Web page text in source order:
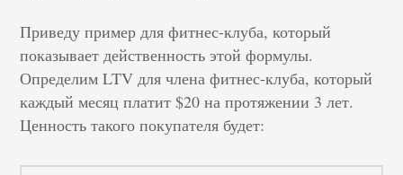
Приведу пример для фитнес-клуба, который
показывает действенность этой формулы.
Определим LTV для члена фитнес-клуба, который
каждый месяц платит $20 на протяжении 3 лет.
Ценность такого покупателя будет: